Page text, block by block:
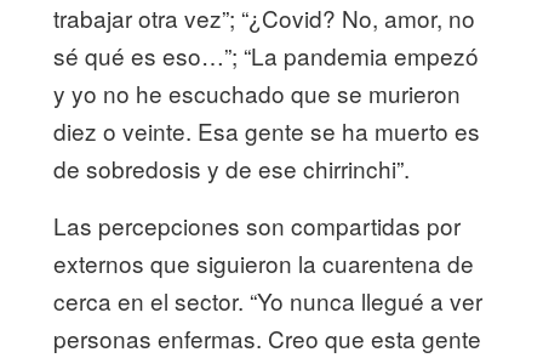
trabajar otra vez”; “¿Covid? No, amor, no
sé qué es eso…”; “La pandemia empezó
y yo no he escuchado que se murieron
diez o veinte. Esa gente se ha muerto es
de sobredosis y de ese chirrinchi”.
Las percepciones son compartidas por
externos que siguieron la cuarentena de
cerca en el sector. “Yo nunca llegué a ver
personas enfermas. Creo que esta gente